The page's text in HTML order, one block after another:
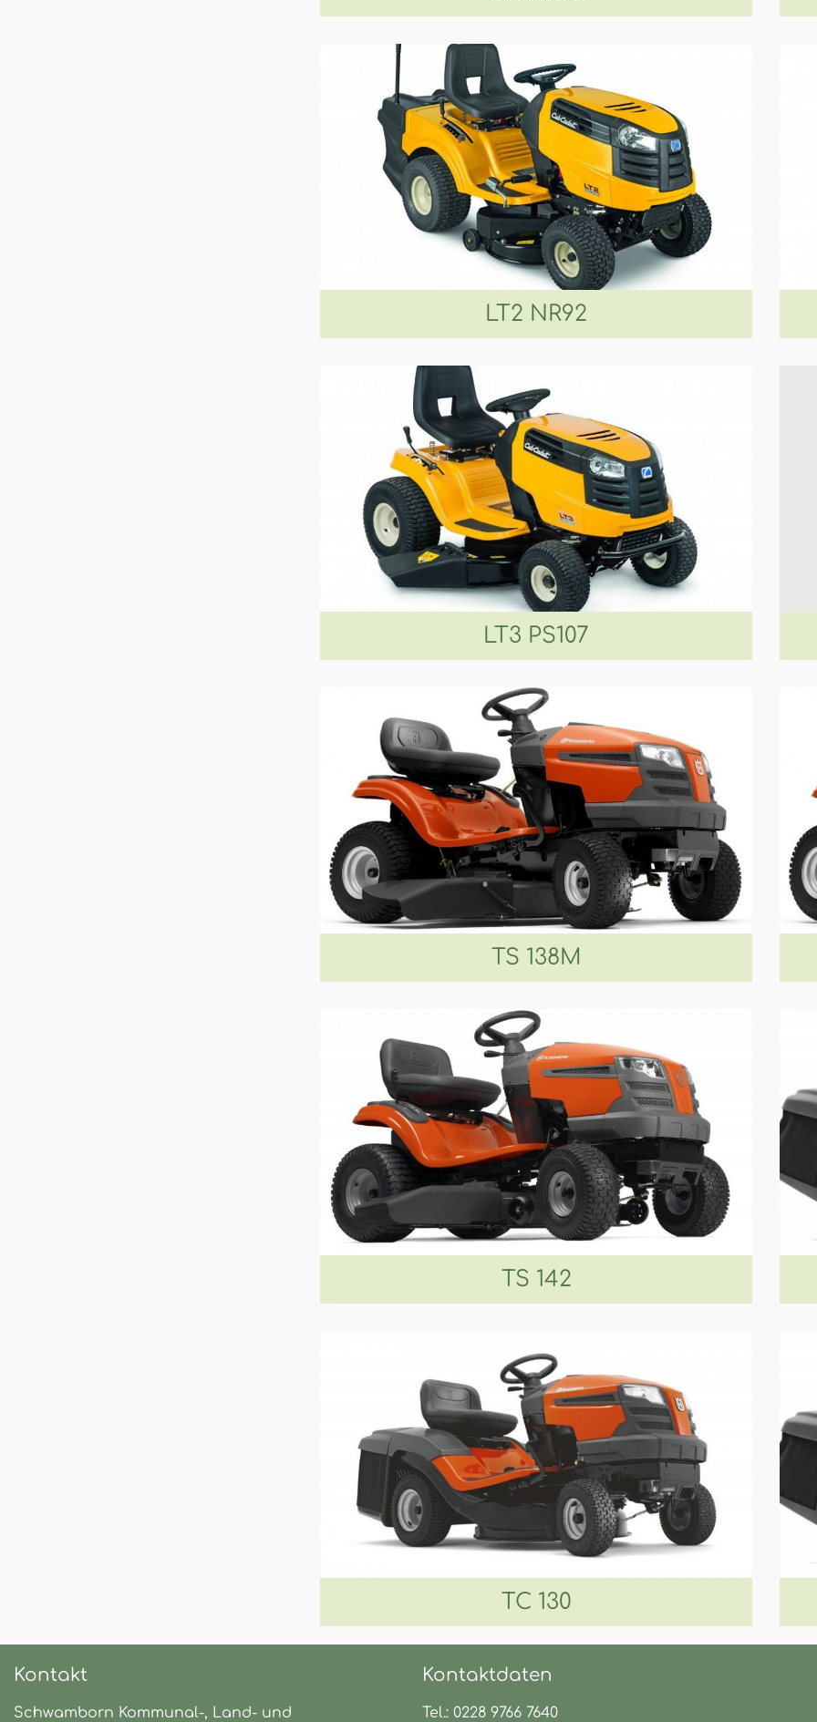
LT2 NR92
LT3 PS107
TS 138M
TS 142
TC 130
Kontakt
Schwamborn Kommunal-, Land- und
Kontaktdaten
Tel.: 0228 9766 7640